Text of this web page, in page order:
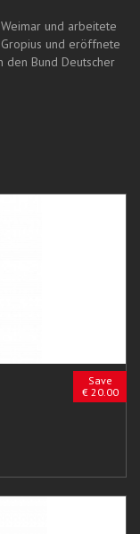
und arbeitete
und eröffnete
den Bund Deutscher
Save
€ 20.00